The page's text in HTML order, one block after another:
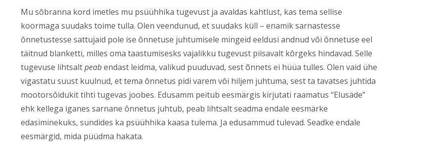
Mu sôbranna kord imetles mu psüühhika tugevust ja avaldas kahtlust, kas tema sellise
koormaga suudaks toime tulla. Olen veendunud, et suudaks küll – enamik sarnastesse
ônnetustesse sattujaid pole ise ônnetuse juhtumisele mingeid eeldusi andnud vôi ônnetuse eel
täitnud blanketti, milles oma taastumisesks vajalikku tugevust piisavalt kôrgeks hindavad. Selle
tugevuse lihtsaltpeabendast leidma, valikud puuduvad, sest õnnets ei hüüa tulles. Olen vaid ühe
vigastatu suust kuulnud, et tema ônnetus pidi varem vôi hiljem juhtuma, sest ta tavatses juhtida
mootorsôidukit tihti tugevas joobes. Edusamm peitub eesmärgis kirjutati raamatus “Elusäde”
ehk kellega iganes sarnane ônnetus juhtub, peab lihtsalt seadma endale eesmärke
edasiminekuks, sundides ka psüühhika kaasa tulema. Ja edusammud tulevad. Seadke endale
eesmärgid, mida püüdma hakata.